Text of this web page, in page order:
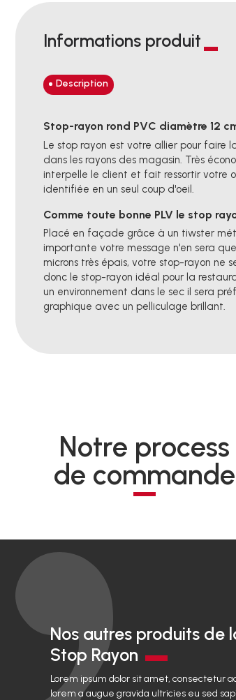
Informations produit
Description
Stop-rayon rond PVC diamètre 12
Le stop rayon est votre allier pour faire
dans les rayons des magasin. Très
interpelle le client et fait ressortir votre
identifiée en un seul coup d'oeil.
Comme toute bonne PLV le stop
Placé en façade grâce à un tiwster
importante votre message n'en sera
microns très épais, votre stop-rayon ne
donc le stop-rayon idéal pour la
un environnement dans le sec il sera
graphique avec un pelliculage brillant.
Notre process
de commande
Nos autres produits de
Stop Rayon
Lorem ipsum dolor sit amet, consectetur
lorem a augue gravida ultricies eu sed